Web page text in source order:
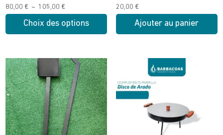
80,00 € – 105,00 €
de
à
105,00 €
Choix des options
a
plusieurs
variations.
Les
options
peuvent
20,00 €
Ajouter au panier